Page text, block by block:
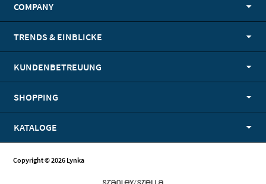
COMPANY
TRENDS & EINBLICKE
KUNDENBETREUUNG
SHOPPING
KATALOGE
Copyright © 2026 Lynka